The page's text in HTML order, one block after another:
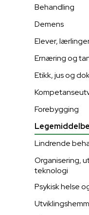
Behandling
Demens
Elever,
Ernæring og
Etikk, jus og
Forebygging
Lindrende
Organisering,
teknologi
Psykisk helse